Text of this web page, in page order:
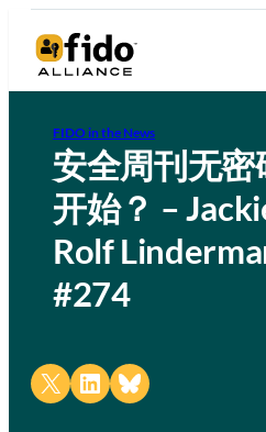
FIDO in the News
安全周刊无
开始？ –
Rolf
#274
Share on X Share on LinkedIn
Share on Bluesky